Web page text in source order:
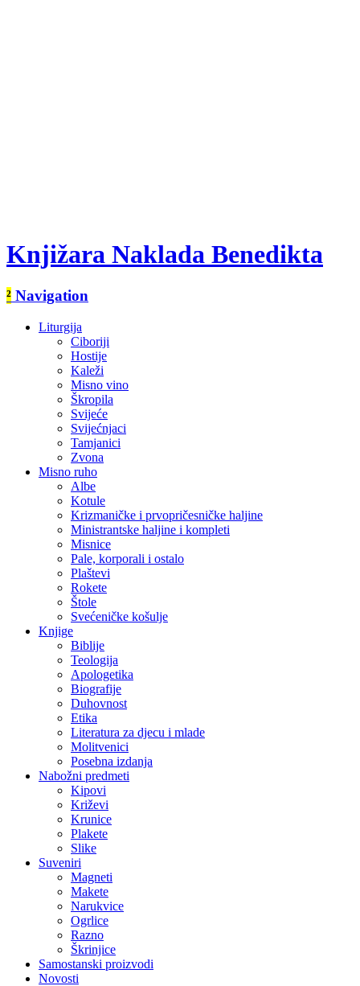
Knjižara Naklada Benedikta
² Navigation
Liturgija
Ciboriji
Hostije
Kaleži
Misno vino
Škropila
Svijeće
Svijećnjaci
Tamjanici
Zvona
Misno ruho
Albe
Kotule
Krizmaničke i prvopričesničke haljine
Ministrantske haljine i kompleti
Misnice
Pale, korporali i ostalo
Plaštevi
Rokete
Štole
Svećeničke košulje
Knjige
Biblije
Teologija
Apologetika
Biografije
Duhovnost
Etika
Literatura za djecu i mlade
Molitvenici
Posebna izdanja
Nabožni predmeti
Kipovi
Križevi
Krunice
Plakete
Slike
Suveniri
Magneti
Makete
Narukvice
Ogrlice
Razno
Škrinjice
Samostanski proizvodi
Novosti